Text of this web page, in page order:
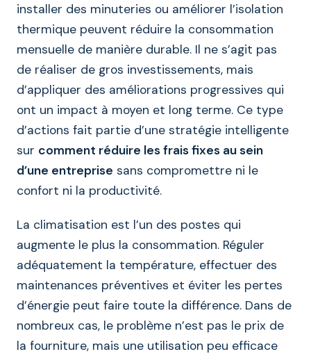
installer des minuteries ou améliorer l’isolation
thermique peuvent réduire la consommation
mensuelle de manière durable. Il ne s’agit pas
de réaliser de gros investissements, mais
d’appliquer des améliorations progressives qui
ont un impact à moyen et long terme. Ce type
d’actions fait partie d’une stratégie intelligente
sur comment réduire les frais fixes au sein
d’une entreprise sans compromettre ni le
confort ni la productivité.
La climatisation est l’un des postes qui
augmente le plus la consommation. Réguler
adéquatement la température, effectuer des
maintenances préventives et éviter les pertes
d’énergie peut faire toute la différence. Dans de
nombreux cas, le problème n’est pas le prix de
la fourniture, mais une utilisation peu efficace